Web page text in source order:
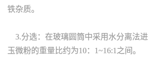
铁杂质。
3.分选：在玻璃圆筒中采用水分离法
玉微粉的重量比约为10：1~16:1之间。